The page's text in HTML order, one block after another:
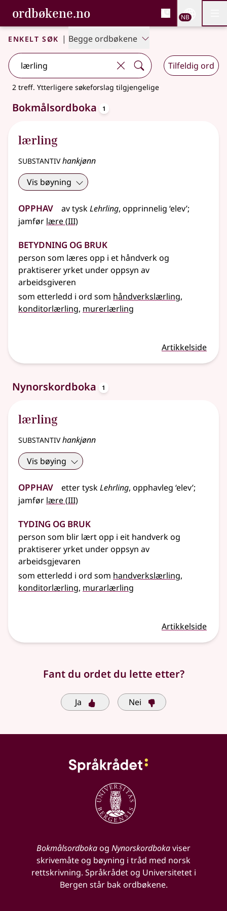
Gå til hovedinnhold
Tilgjengelighet
ordbøkene.no, Bokmålsordboka og
Bokmålsordboka og Nynorskordboka
NB
Enkelt søk | Begge ordbøkene
Tilfeldig ord
2 treff. Ytterligere søkeforslag tilgjengelige
Bokmålsordboka 1
lærling
substantivhankjønn
Vis bøyning
Opphav avtyskLehrling, opprinnelig ‘elev’;
jamfør lære(3
III)
Betydning og bruk
person som læres opp i et håndverk og
praktiserer yrket under oppsyn av
arbeidsgiveren
som etterledd i ord som håndverkslærling
konditorlærling murerlærling
Artikkelside
Nynorskordboka 1
lærling
substantivhankjønn
Vis bøying
Opphav ettertyskLehrling, opphavleg ‘elev’;
jamfør lære(3
III)
Tyding og bruk
person som blir lært opp i eit handverk og
praktiserer yrket under oppsyn av
arbeidsgjevaren
som etterledd i ord som handverkslærling
konditorlærling murarlærling
Artikkelside
Fant du ordet du lette etter?
Ja Nei
Bokmålsordbokaog Nynorskordbokaviser
skrivemåte og bøyning i tråd med norsk
rettskrivning. Språkrådet og Universitetet i
Bergen står bak ordbøkene.